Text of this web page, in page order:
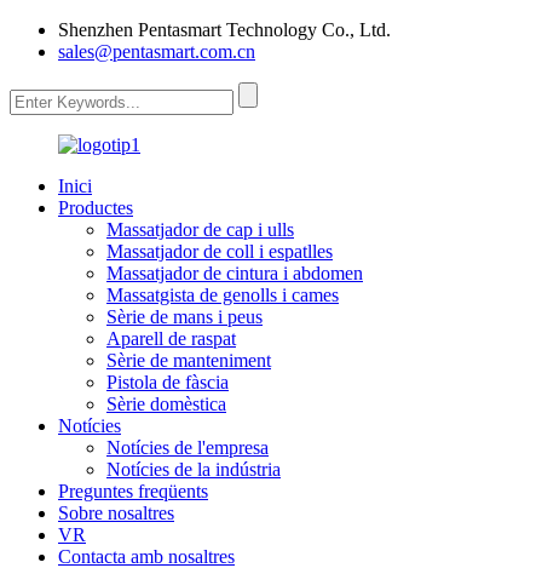
Shenzhen Pentasmart Technology Co., Ltd.
sales@pentasmart.com.cn
Inici
Productes
Massatjador de cap i ulls
Massatjador de coll i espatlles
Massatjador de cintura i abdomen
Massatgista de genolls i cames
Sèrie de mans i peus
Aparell de raspat
Sèrie de manteniment
Pistola de fàscia
Sèrie domèstica
Notícies
Notícies de l'empresa
Notícies de la indústria
Preguntes freqüents
Sobre nosaltres
VR
Contacta amb nosaltres